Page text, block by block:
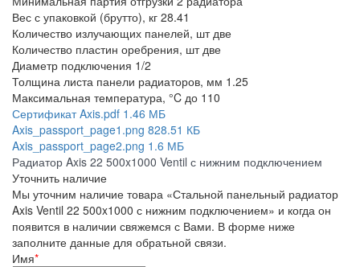
Вес с упаковкой (брутто), кг 28.41
Количество излучающих панелей, шт две
Количество пластин оребрения, шт две
Диаметр подключения 1/2
Толщина листа панели радиаторов, мм 1.25
Максимальная температура, °C до 110
Сертификат Axis.pdf 1.46 МБ
Axis_passport_page1.png 828.51 КБ
Axis_passport_page2.png 1.6 МБ
Радиатор Axis 22 500x1000 Ventil с нижним подключением
Уточнить наличие
Мы уточним наличие товара «Стальной панельный радиатор
Axis Ventil 22 500x1000 с нижним подключением» и когда он
появится в наличии свяжемся с Вами. В форме ниже
заполните данные для обратьной связи.
Имя*